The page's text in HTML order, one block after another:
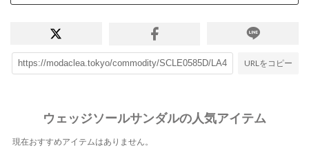
URLをコピー
ウェッジソールサンダルの人気アイテム
現在おすすめアイテムはありません。